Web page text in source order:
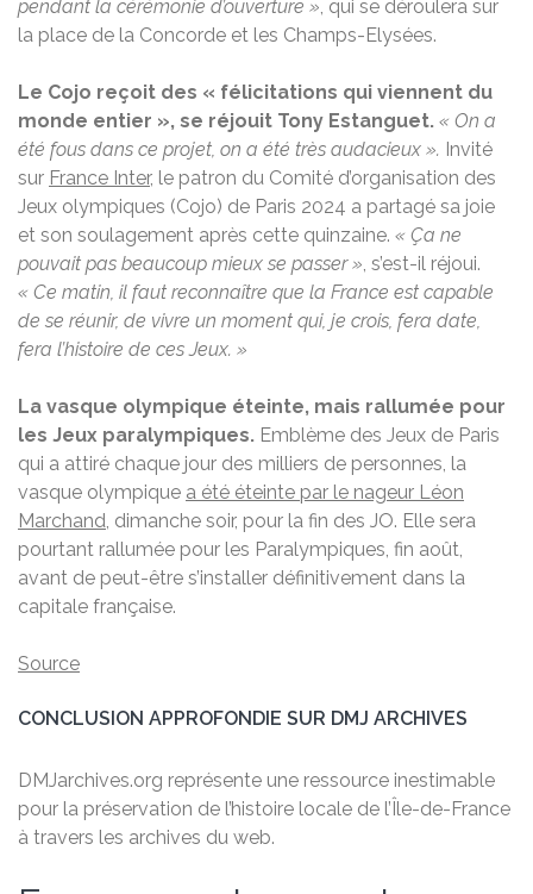
pendant la cérémonie d’ouverture » , qui se déroulera sur
la place de la Concorde et les Champs-Elysées.
Le Cojo reçoit des « félicitations qui viennent du
monde entier », se réjouit Tony Estanguet. « On a
été fous dans ce projet, on a été très audacieux ». Invité
sur France Inter, le patron du Comité d’organisation des
Jeux olympiques (Cojo) de Paris 2024 a partagé sa joie
et son soulagement après cette quinzaine. « Ça ne
pouvait pas beaucoup mieux se passer » , s’est-il réjoui.
« Ce matin, il faut reconnaître que la France est capable
de se réunir, de vivre un moment qui, je crois, fera date,
fera l’histoire de ces Jeux. »
La vasque olympique éteinte, mais rallumée pour
les Jeux paralympiques. Emblème des Jeux de Paris
qui a attiré chaque jour des milliers de personnes, la
vasque olympique a été éteinte par le nageur Léon
Marchand , dimanche soir, pour la fin des JO. Elle sera
pourtant rallumée pour les Paralympiques, fin août,
avant de peut-être s’installer définitivement dans la
capitale française.
Source
CONCLUSION APPROFONDIE SUR DMJ ARCHIVES
DMJarchives.org représente une ressource inestimable
pour la préservation de l’histoire locale de l’Île-de-France
à travers les archives du web.